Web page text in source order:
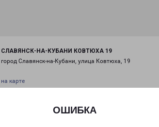
ОШИБКА
СЛАВЯНСК-НА-КУБАНИ КОВТЮХА 19
город Славянск-на-Кубани, улица Ковтюха, 19
на карте